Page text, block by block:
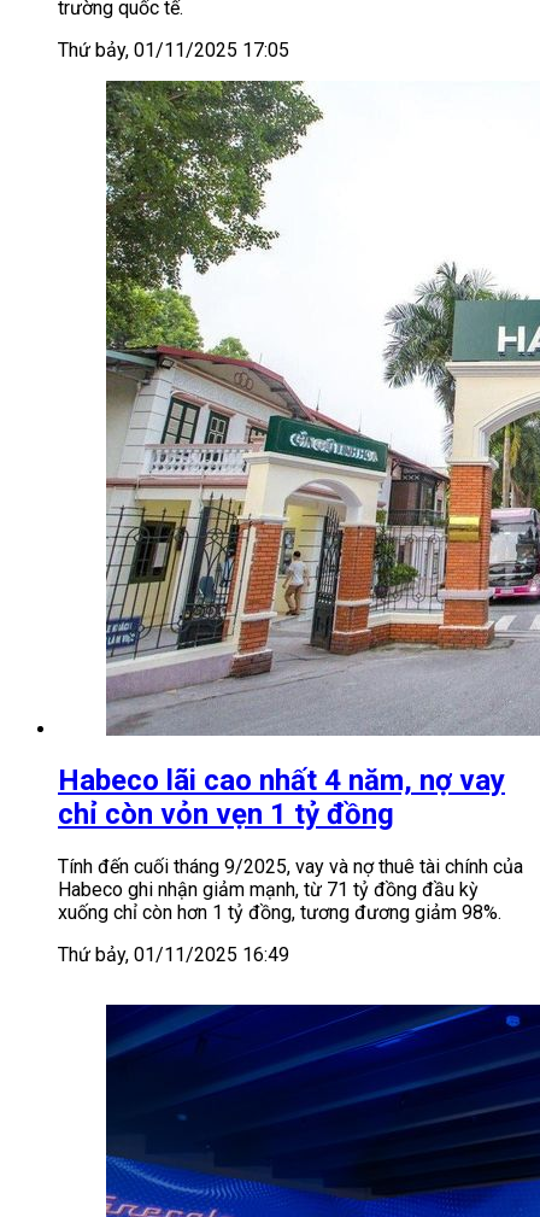
trường quốc tế.
Thứ bảy, 01/11/2025 17:05
Habeco lãi cao nhất 4 năm, nợ vay
chỉ còn vỏn vẹn 1 tỷ đồng
Tính đến cuối tháng 9/2025, vay và nợ thuê tài chính của
Habeco ghi nhận giảm mạnh, từ 71 tỷ đồng đầu kỳ
xuống chỉ còn hơn 1 tỷ đồng, tương đương giảm 98%.
Thứ bảy, 01/11/2025 16:49